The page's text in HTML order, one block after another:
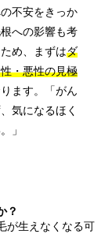
不安をきっか
への影響も考
め、まずはダ
・悪性の見極
ます。「がん
気になるほく
」
？
が生えなくなる可